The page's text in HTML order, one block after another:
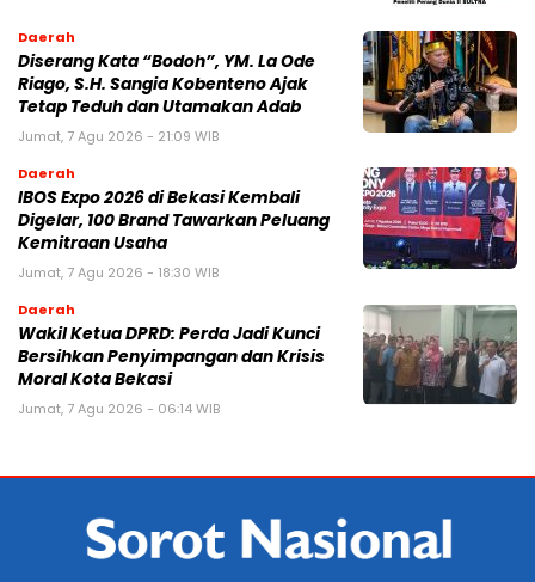
Daerah
Diserang Kata “Bodoh”, YM. La Ode
Riago, S.H. Sangia Kobenteno Ajak
Tetap Teduh dan Utamakan Adab
Jumat, 7 Agu 2026 - 21:09 WIB
Daerah
IBOS Expo 2026 di Bekasi Kembali
Digelar, 100 Brand Tawarkan Peluang
Kemitraan Usaha
Jumat, 7 Agu 2026 - 18:30 WIB
Daerah
Wakil Ketua DPRD: Perda Jadi Kunci
Bersihkan Penyimpangan dan Krisis
Moral Kota Bekasi
Jumat, 7 Agu 2026 - 06:14 WIB